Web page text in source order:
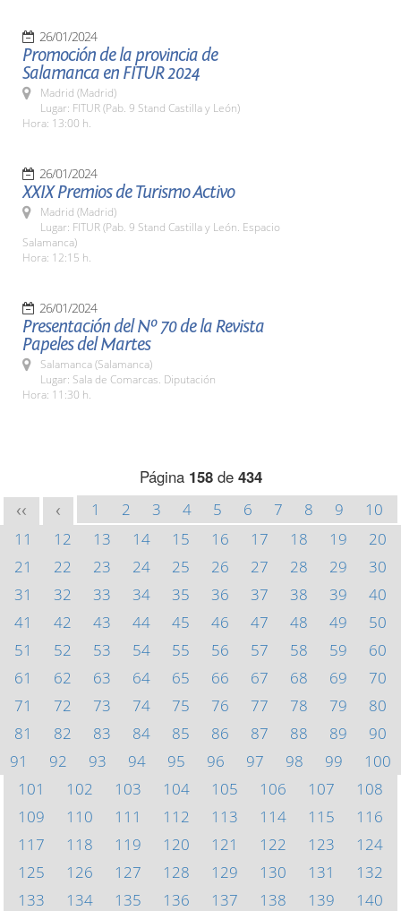
26/01/2024
Promoción de la provincia de
Salamanca en FITUR 2024
Madrid (Madrid)
Lugar: FITUR (Pab. 9 Stand Castilla y León)
Hora: 13:00 h.
26/01/2024
XXIX Premios de Turismo Activo
Madrid (Madrid)
Lugar: FITUR (Pab. 9 Stand Castilla y León. Espacio
Salamanca)
Hora: 12:15 h.
26/01/2024
Presentación del Nº 70 de la Revista
Papeles del Martes
Salamanca (Salamanca)
Lugar: Sala de Comarcas. Diputación
Hora: 11:30 h.
Página 158de 434
<< < 1 2 3 4 5 6 7 8 9
10
11
12 13 14 15 16 17 18 19
20
21
22 23 24 25 26 27 28 29
30
31
32 33 34 35 36 37 38 39
40
41
42 43 44 45 46 47 48 49
50
51
52 53 54 55 56 57 58 59
60
61
62 63 64 65 66 67 68 69
70
71
72 73 74 75 76 77 78 79
80
81
82 83 84 85 86 87 88 89
90
91
92 93 94 95 96 97 98 99
100
101
102 103 104 105 106 107
108
109
110 111 112 113 114 115
116
117
118 119 120 121 122 123
124
125
126 127 128 129 130 131
132
133
134 135 136 137 138 139
140